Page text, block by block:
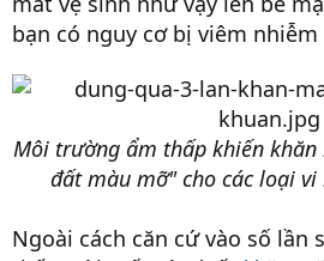
bạn có nguy cơ bị viêm nhiễm
Môi trường ẩm thấp khiến
đất màu mỡ" cho các loại
Ngoài cách căn cứ vào số lần